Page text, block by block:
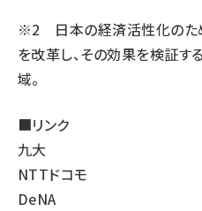
※2 日本の経済活性化のた
を改革し、その効果を検証
域。
■リンク
九大
NTTドコモ
DeNA